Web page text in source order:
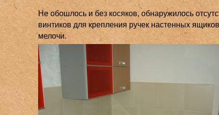
Не обошлось и без косяков, обнаружилось
винтиков для крепления ручек настенных
мелочи.